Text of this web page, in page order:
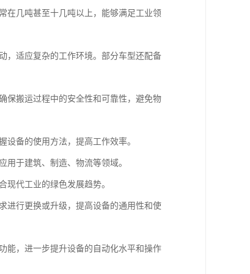
在几吨甚至十几吨以上，能够满足工业领
，适应复杂的工作环境。部分车型还配备
保搬运过程中的安全性和可靠性，避免物
备的使用方法，提高工作效率。
于建筑、制造、物流等领域。
现代工业的绿色发展趋势。
进行更换或升级，提高设备的通用性和使
能，进一步提升设备的自动化水平和操作